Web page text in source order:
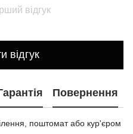
відгук
відгук
Повернення
поштомат або кур'єром